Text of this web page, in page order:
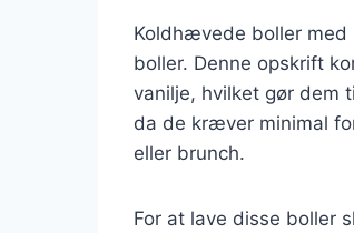
Koldhævede boller med
boller. Denne opskrift
vanilje, hvilket gør dem
da de kræver minimal
eller brunch.
For at lave disse boller